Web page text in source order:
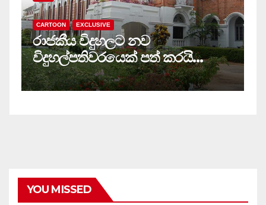
CARTOON MAIN
සියලු‍ පාසල් ඩිජිටල්කරණය කර එක
ම ජාලයකට ගතයුතුයි
YOU MISSED